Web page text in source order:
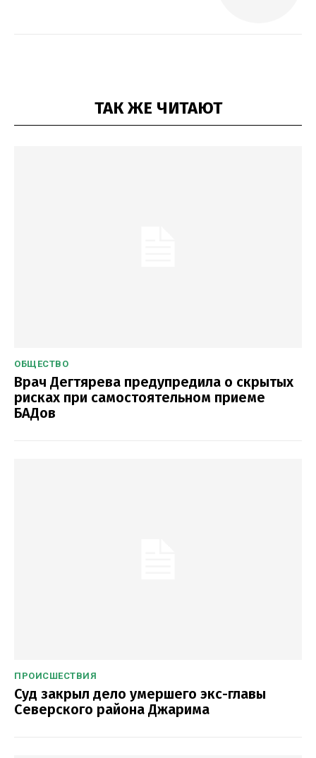
ТАК ЖЕ ЧИТАЮТ
ОБЩЕСТВО
Врач Дегтярева предупредила о скрытых
рисках при самостоятельном приеме
БАДов
ПРОИСШЕСТВИЯ
Суд закрыл дело умершего экс-главы
Северского района Джарима